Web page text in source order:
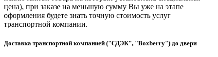
цена), при заказе на меньшую сумму Вы уже на этапе
оформления будете знать точную стоимость услуг
транспортной компании.
Доставка транспортной компанией ("СДЭК", "Boxberry") до двери